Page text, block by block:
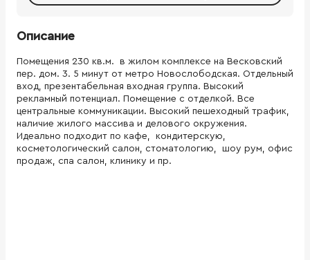
Описание
Помещения 230 кв.м. в жилом комплексе на Весковский
пер. дом. 3. 5 минут от метро Новослободская. Отдельный
вход, презентабельная входная группа. Высокий
рекламный потенциал. Помещение с отделкой. Все
центральные коммуникации. Высокий пешеходный трафик,
наличие жилого массива и делового окружения.
Идеально подходит по кафе, кондитерскую,
косметологический салон, стоматологию, шоу рум, офис
продаж, спа салон, клинику и пр.